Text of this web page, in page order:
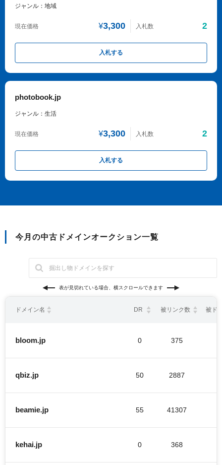
ジャンル：地域
現在価格 ¥3,300 入札数 2
入札する
photobook.jp
ジャンル：生活
現在価格 ¥3,300 入札数 2
入札する
今月の中古ドメインオークション一覧
表が見切れている場合、横スクロールできます
ドメイン名 DR 被リンク数 被ド
bloom.jp 0 375
qbiz.jp 50 2887
beamie.jp 55 41307
kehai.jp 0 368